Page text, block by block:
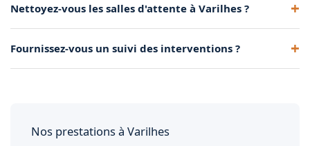
surfaces de contact et un nettoyage approfondi
hebdomadaire pour votre cabinet à Varilhes.
Nettoyez-vous les salles d'attente à Varilhes ?
prestation. Nous désinfectons les sièges, comptoirs et
magazines à Varilhes.
Fournissez-vous un suivi des interventions ?
Nos prestations à Varilhes